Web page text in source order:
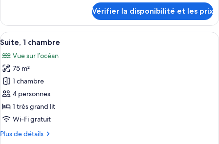
chambres
le
type
de
Suite
Premium,
3
chambres
Vérifier la disponibilité et les prix
Afficher
toutes
les
photos
pour
ce
type
de
chambre :
Suite,
Un balcon agrémenté de meubles
17
Suite, 1 chambre
Vue sur l’océan
75 m²
1 chambre
4 personnes
1 très grand lit
Wi-Fi gratuit
Plus de détails
Plus